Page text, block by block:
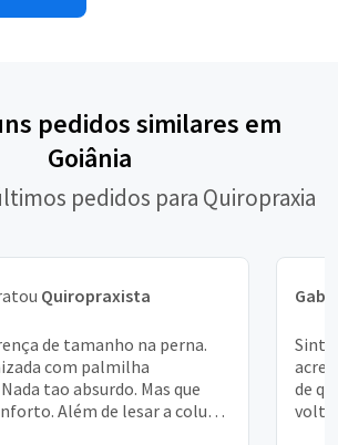
pedidos similares em
Goiânia
pedidos para Quiropraxia
Quiropraxista
de tamanho na perna.
com palmilha
tao absurdo. Mas que
Além de lesar a coluna
Sinto
de